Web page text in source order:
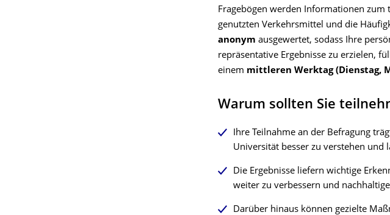
Fragebögen werden Informationen
genutzten Verkehrsmittel und die
anonym ausgewertet, sodass Ihre
repräsentative Ergebnisse zu erzielen,
einem mittleren Werktag (Dienstag,
Warum sollten Sie
Ihre Teilnahme an der Befragung
Universität besser zu verstehen und
Die Ergebnisse liefern wichtige
weiter zu verbessern und
Darüber hinaus können gezielte